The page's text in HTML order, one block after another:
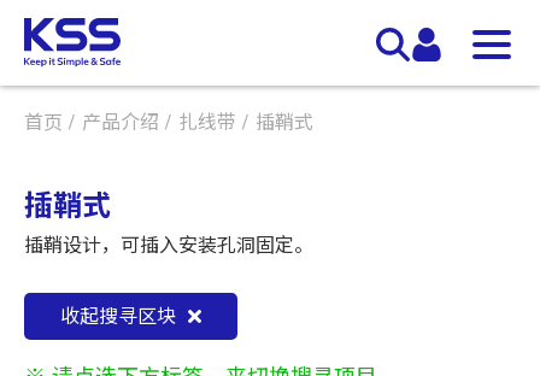
首页 产品介绍 扎线带 插鞘式
插鞘式
插鞘设计，可插入安装孔洞固定。
收起搜寻区块